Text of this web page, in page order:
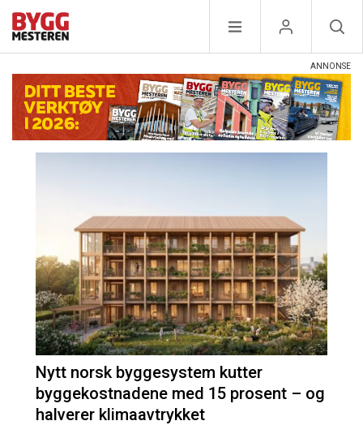
Nytt norsk byggesystem kutter
byggekostnadene med 15 prosent – og
halverer klimaavtrykket